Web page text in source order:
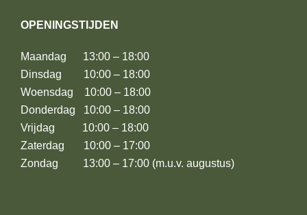
OPENINGSTIJDEN
Maandag 13:00 – 18:00
Dinsdag 10:00 – 18:00
Woensdag 10:00 – 18:00
Donderdag 10:00 – 18:00
Vrijdag 10:00 – 18:00
Zaterdag 10:00 – 17:00
Zondag 13:00 – 17:00 (m.u.v. augustus)